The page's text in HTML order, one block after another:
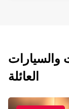
والسيارات
العائلة